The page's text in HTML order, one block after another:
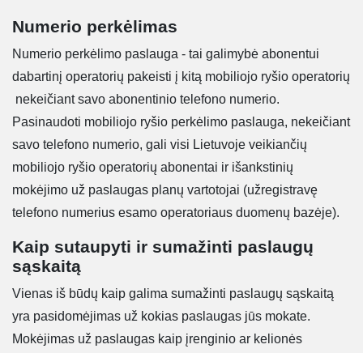
Numerio perkėlimas
Numerio perkėlimo paslauga - tai galimybė abonentui
dabartinį operatorių pakeisti į kitą mobiliojo ryšio operatorių
nekeičiant savo abonentinio telefono numerio.
Pasinaudoti mobiliojo ryšio perkėlimo paslauga, nekeičiant
savo telefono numerio, gali visi Lietuvoje veikiančių
mobiliojo ryšio operatorių abonentai ir išankstinių
mokėjimo už paslaugas planų vartotojai (užregistravę
telefono numerius esamo operatoriaus duomenų bazėje).
Kaip sutaupyti ir sumažinti paslaugų
sąskaitą
Vienas iš būdų kaip galima sumažinti paslaugų sąskaitą
yra pasidomėjimas už kokias paslaugas jūs mokate.
Mokėjimas už paslaugas kaip įrenginio ar kelionės